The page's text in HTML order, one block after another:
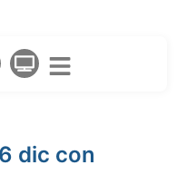
dic con